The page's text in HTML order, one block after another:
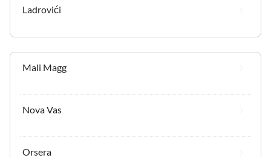
Ladrovići
Mali Magg
Nova Vas
Orsera